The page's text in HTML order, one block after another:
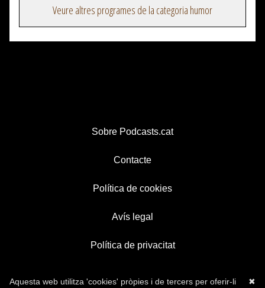
Veure altres programes de la categoria humor
Sobre Podcasts.cat
Contacte
Política de cookies
Avís legal
Política de privacitat
✖
Aquesta web utilitza 'cookies' pròpies i de tercers per oferir-li